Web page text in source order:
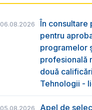
06.08.2026
În
pentru
programelor
profesională
două
Tehnologii -
05.08.2026
Apel de